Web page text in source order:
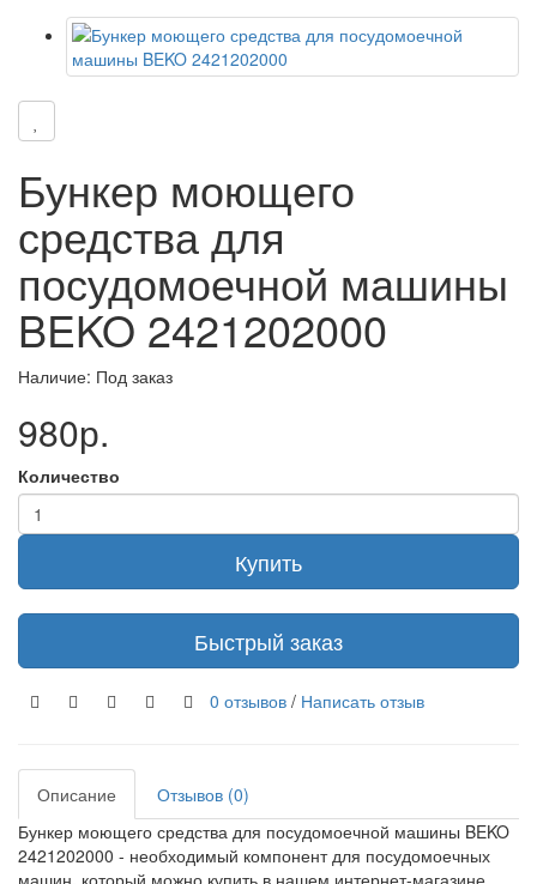
Бункер моющего
средства для
посудомоечной машины
BEKO 2421202000
Наличие: Под заказ
980р.
Количество
Купить
Быстрый заказ
0 отзывов / Написать отзыв
Описание
Отзывов (0)
Бункер моющего средства для посудомоечной машины BEKO
2421202000 - необходимый компонент для посудомоечных
машин, который можно купить в нашем интернет-магазине